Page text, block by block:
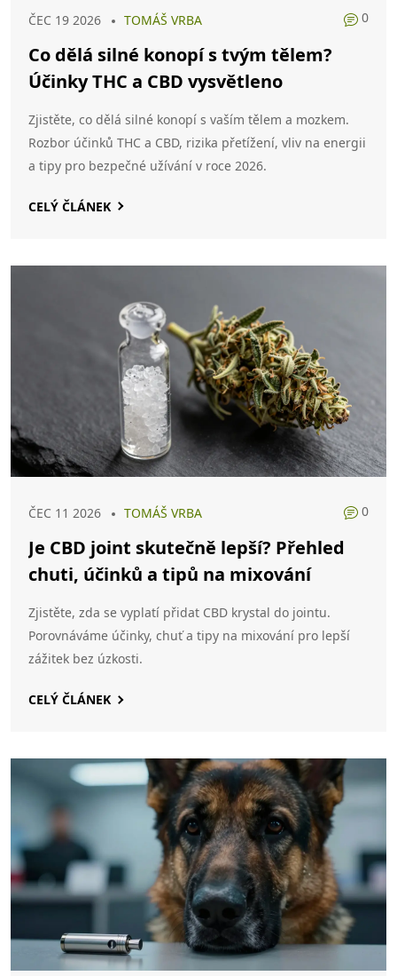
ČEC 19 2026 TOMÁŠ VRBA 0
Co dělá silné konopí s tvým tělem?
Účinky THC a CBD vysvětleno
Zjistěte, co dělá silné konopí s vaším tělem a mozkem.
Rozbor účinků THC a CBD, rizika přetížení, vliv na energii
a tipy pro bezpečné užívání v roce 2026.
CELÝ ČLÁNEK
ČEC 11 2026 TOMÁŠ VRBA 0
Je CBD joint skutečně lepší? Přehled
chuti, účinků a tipů na mixování
Zjistěte, zda se vyplatí přidat CBD krystal do jointu.
Porovnáváme účinky, chuť a tipy na mixování pro lepší
zážitek bez úzkosti.
CELÝ ČLÁNEK